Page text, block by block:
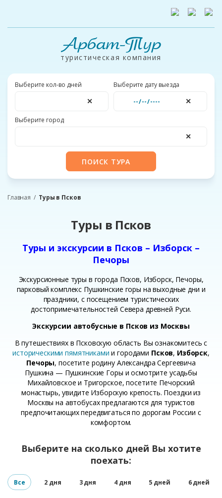
Арбат-Тур
туристическая компания
Выберите кол-во дней
✕
Выберите дату выезда
✕
Выберите город
✕
ПОИСК ТУРА
Главная Туры в Псков
Туры в Псков
Туры и экскурсии в Псков – Изборск –
Печоры
Экскурсионные туры в города Псков, Изборск, Печоры,
парковый комплекс Пушкинские горы на выходные дни и
праздники, с посещением туристических
достопримечательностей Севера древней Руси.
Экскурсии автобусные в Псков из Москвы
В путешествиях в Псковскую область Вы ознакомитесь с
историческими пямятниками и городами Псков, Изборск,
Печоры, посетите родину Александра Сергеевича
Пушкина — Пушкинские Горы и осмотрите усадьбы
Михайловское и Тригорское, посетите Печорский
монастырь, увидите Изборскую крепость. Поездки из
Москвы на автобусах предлагаются для туристов
предпочитающих передвигаться по дорогам России с
комфортом.
Выберите на сколько дней Вы хотите
поехать:
Все 2 дня 3 дня 4 дня 5 дней 6 дней